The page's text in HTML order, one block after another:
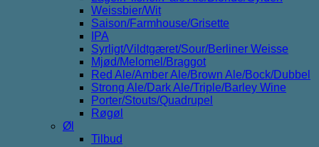
Weissbier/Wit
Saison/Farmhouse/Grisette
IPA
Syrligt/Vildtgæret/Sour/Berliner Weisse
Mjød/Melomel/Braggot
Red Ale/Amber Ale/Brown Ale/Bock/Dubbel
Strong Ale/Dark Ale/Triple/Barley Wine
Porter/Stouts/Quadrupel
Røgøl
Øl
Tilbud